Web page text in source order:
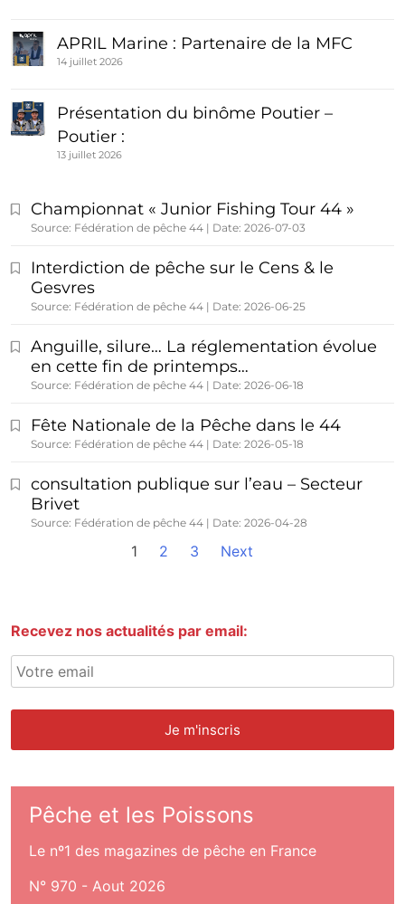
APRIL Marine : Partenaire de la MFC
14 juillet 2026
Présentation du binôme Poutier –
Poutier :
13 juillet 2026
Championnat « Junior Fishing Tour 44 »
Source: Fédération de pêche 44 Date: 2026-07-03
Interdiction de pêche sur le Cens & le
Gesvres
Source: Fédération de pêche 44 Date: 2026-06-25
Anguille, silure… La réglementation évolue
en cette fin de printemps…
Source: Fédération de pêche 44 Date: 2026-06-18
Fête Nationale de la Pêche dans le 44
Source: Fédération de pêche 44 Date: 2026-05-18
consultation publique sur l’eau – Secteur
Brivet
Source: Fédération de pêche 44 Date: 2026-04-28
1 2 3 Next
Recevez nos actualités par email:
Pêche et les Poissons
Le nº1 des magazines de pêche en France
N° 970 - Aout 2026